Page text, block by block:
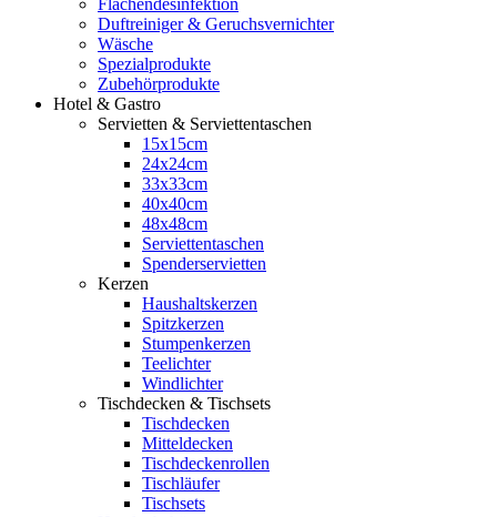
Flächendesinfektion
Duftreiniger & Geruchsvernichter
Wäsche
Spezialprodukte
Zubehörprodukte
Hotel & Gastro
Servietten & Serviettentaschen
15x15cm
24x24cm
33x33cm
40x40cm
48x48cm
Serviettentaschen
Spenderservietten
Kerzen
Haushaltskerzen
Spitzkerzen
Stumpenkerzen
Teelichter
Windlichter
Tischdecken & Tischsets
Tischdecken
Mitteldecken
Tischdeckenrollen
Tischläufer
Tischsets